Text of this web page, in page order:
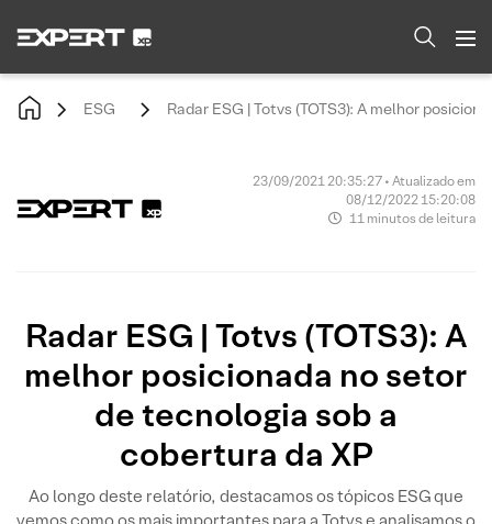
ESG Radar ESG | Totvs (TOTS3): A melhor
23/09/2021 20:35:27 • Atualizado em
08/12/2022 15:20:08
11 minutos de leitura
Radar ESG | Totvs (TOTS3): A
melhor posicionada no setor
de tecnologia sob a
cobertura da XP
Ao longo deste relatório, destacamos os tópicos ESG que